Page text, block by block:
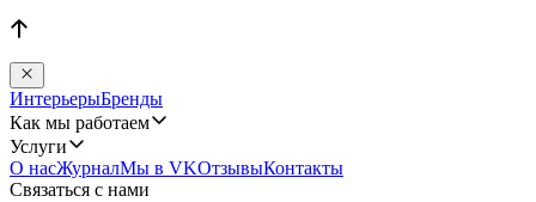
ИнтерьерыБренды
Как мы работаем
Услуги
О насЖурналМы в VKОтзывыКонтакты
Связаться с нами